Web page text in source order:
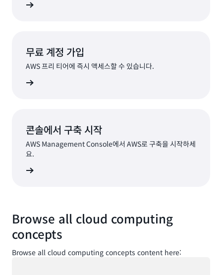
무료 계정 가입
AWS 프리 티어에 즉시 액세스할 수 있습니다.
콘솔에서 구축 시작
AWS Management Console에서 AWS로 구축을 시작하세
요.
Browse all cloud computing
concepts
Browse all cloud computing concepts content here: